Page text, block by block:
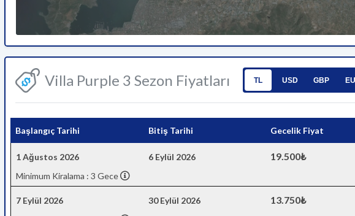
Villa Purple 3 Sezon Fiyatları TL USD GBP
Başlangıç Tarihi Bitiş Tarihi Gecelik Fiyat
1 Ağustos 2026 6 Eylül 2026 19.500₺
Minimum Kiralama : 3 Gece
7 Eylül 2026 30 Eylül 2026 13.750₺